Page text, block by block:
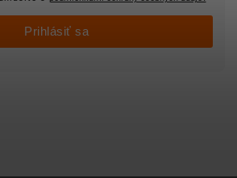
Prihlásiť sa